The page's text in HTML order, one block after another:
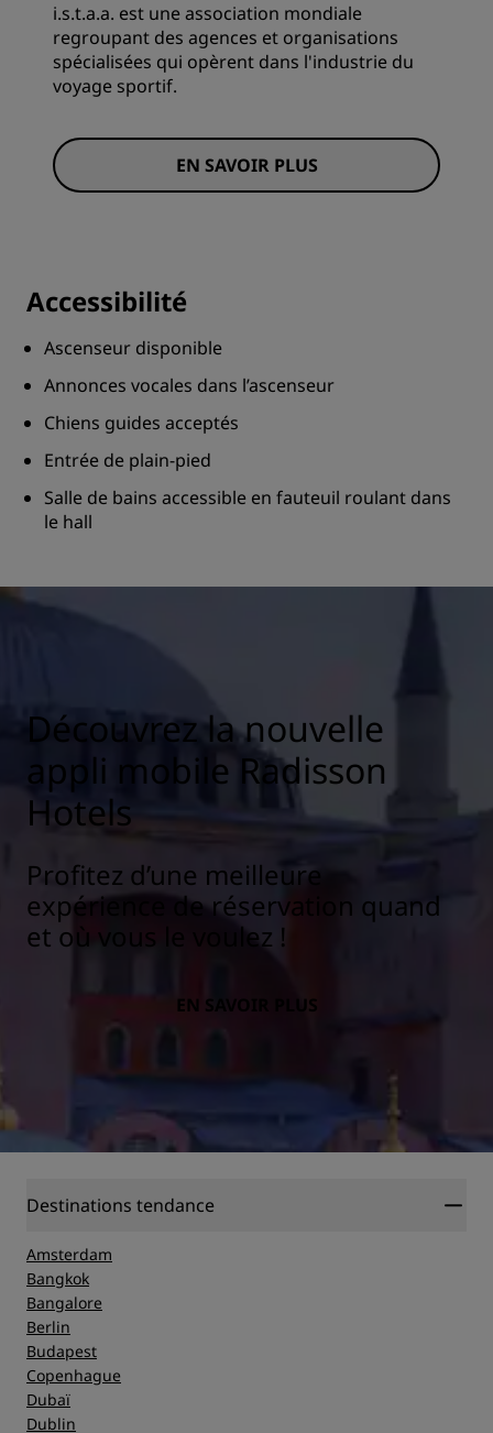
i.s.t.a.a. est une association mondiale
regroupant des agences et organisations
spécialisées qui opèrent dans l'industrie du
voyage sportif.
EN SAVOIR PLUS
Accessibilité
Ascenseur disponible
Annonces vocales dans l’ascenseur
Chiens guides acceptés
Entrée de plain-pied
Salle de bains accessible en fauteuil roulant dans
le hall
Découvrez la nouvelle
appli mobile Radisson
Hotels
Profitez d’une meilleure
expérience de réservation quand
et où vous le voulez !
EN SAVOIR PLUS
Destinations tendance
Amsterdam
Bangkok
Bangalore
Berlin
Budapest
Copenhague
Dubaï
Dublin